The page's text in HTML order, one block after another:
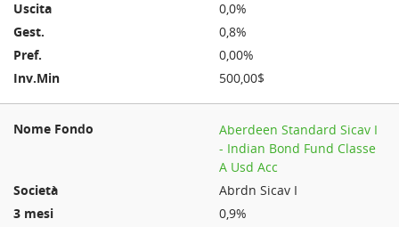
0,0%
0,8%
0,00%
500,00$
Aberdeen Standard Sicav I
- Indian Bond Fund Classe
A Usd Acc
Abrdn Sicav I
0,9%